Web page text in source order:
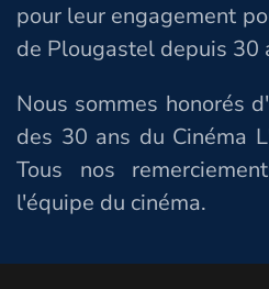
pour leur engagement
de Plougastel depuis 30
Nous sommes honorés
des 30 ans du Cinéma
Tous nos
l'équipe du cinéma.